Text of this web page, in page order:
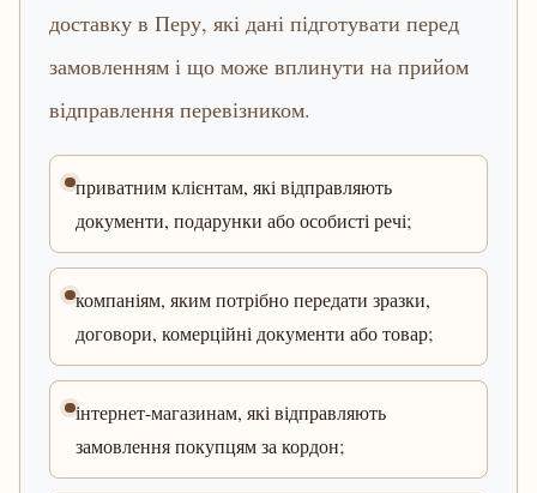
доставку в Перу, які дані підготувати перед
замовленням і що може вплинути на прийом
відправлення перевізником.
приватним клієнтам, які відправляють
документи, подарунки або особисті речі;
компаніям, яким потрібно передати зразки,
договори, комерційні документи або товар;
інтернет-магазинам, які відправляють
замовлення покупцям за кордон;